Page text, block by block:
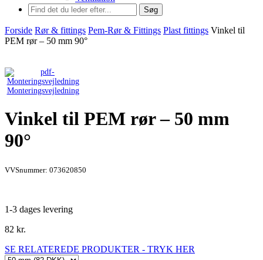
Søg
Forside Rør & fittings Pem-Rør & Fittings Plast fittings Vinkel til
PEM rør – 50 mm 90°
Monteringsvejledning
Vinkel til PEM rør – 50 mm
90°
VVSnummer: 073620850
1-3 dages levering
82 kr.
SE RELATEREDE PRODUKTER - TRYK HER